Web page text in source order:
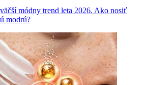
módny trend leta 2026. Ako nosiť
modrú?